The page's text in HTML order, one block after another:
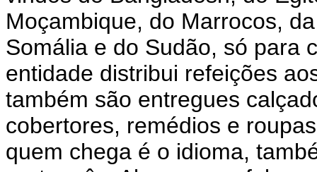
Moçambique, do Marrocos,
Somália e do Sudão, só para
entidade distribui refeições
também são entregues
cobertores, remédios e
quem chega é o idioma,